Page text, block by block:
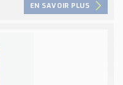
EN SAVOIR PLUS